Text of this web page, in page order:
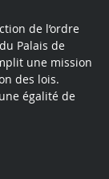
de l’ordre
Palais de
une mission
des lois.
égalité de